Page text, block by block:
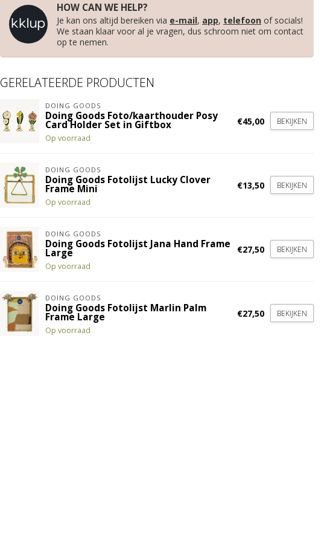
HOW CAN WE HELP?
Je kan ons altijd bereiken via e-mail, app, telefoon of socials!
We staan klaar voor al je vragen, dus schroom niet om contact
op te nemen.
GERELATEERDE PRODUCTEN
DOING GOODS
Doing Goods Foto/kaarthouder Posy
Card Holder Set in Giftbox
Op voorraad
€45,00 BEKIJKEN
DOING GOODS
Doing Goods Fotolijst Lucky Clover
Frame Mini
Op voorraad
€13,50 BEKIJKEN
DOING GOODS
Doing Goods Fotolijst Jana Hand Frame
Large
Op voorraad
€27,50 BEKIJKEN
DOING GOODS
Doing Goods Fotolijst Marlin Palm
Frame Large
Op voorraad
€27,50 BEKIJKEN